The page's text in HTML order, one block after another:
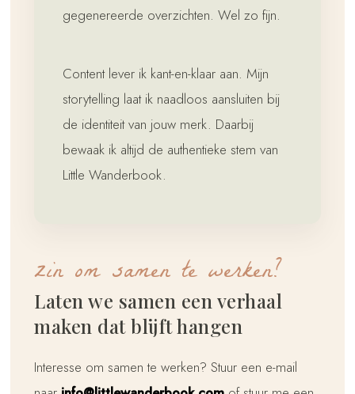
gegenereerde overzichten. Wel zo fijn.
Content lever ik kant-en-klaar aan. Mijn
storytelling laat ik naadloos aansluiten bij
de identiteit van jouw merk. Daarbij
bewaak ik altijd de authentieke stem van
Little Wanderbook.
zin om samen te werken?
Laten we samen een verhaal
maken dat blijft hangen
Interesse om samen te werken? Stuur een e-mail